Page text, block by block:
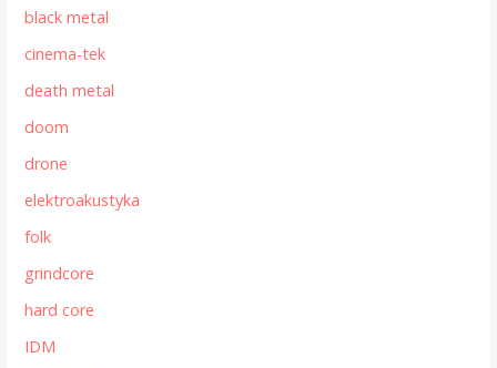
black metal
cinema-tek
death metal
doom
drone
elektroakustyka
folk
grindcore
hard core
IDM